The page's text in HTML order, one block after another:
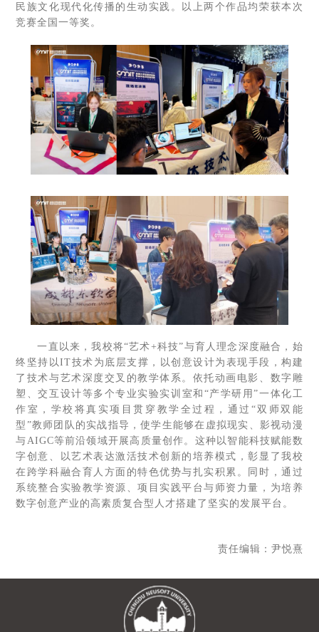
民族文化现代化传播的生动实践。以上两个作品均荣获本次
竞赛全国一等奖。
一直以来，我校将“艺术+科技”与育人理念深度融合，始
终坚持以IT技术为底层支撑，以创意设计为表现手段，构建
了技术与艺术深度交叉的教学体系。依托动画电影、数字雕
塑、交互设计等多个专业实验实训室和“产学研用”一体化工
作室，学校将真实项目贯穿教学全过程，通过“双师双能
型”教师团队的实战指导，使学生能够在虚拟现实、影视动漫
与AIGC等前沿领域开展高质量创作。这种以智能科技赋能数
字创意、以艺术表达激活技术创新的培养模式，彰显了我校
在跨学科融合育人方面的特色优势与扎实积累。同时，通过
系统整合实验教学资源、项目实践平台与师资力量，为培养
数字创意产业的高素质复合型人才搭建了坚实的发展平台。
责任编辑：尹悦熹